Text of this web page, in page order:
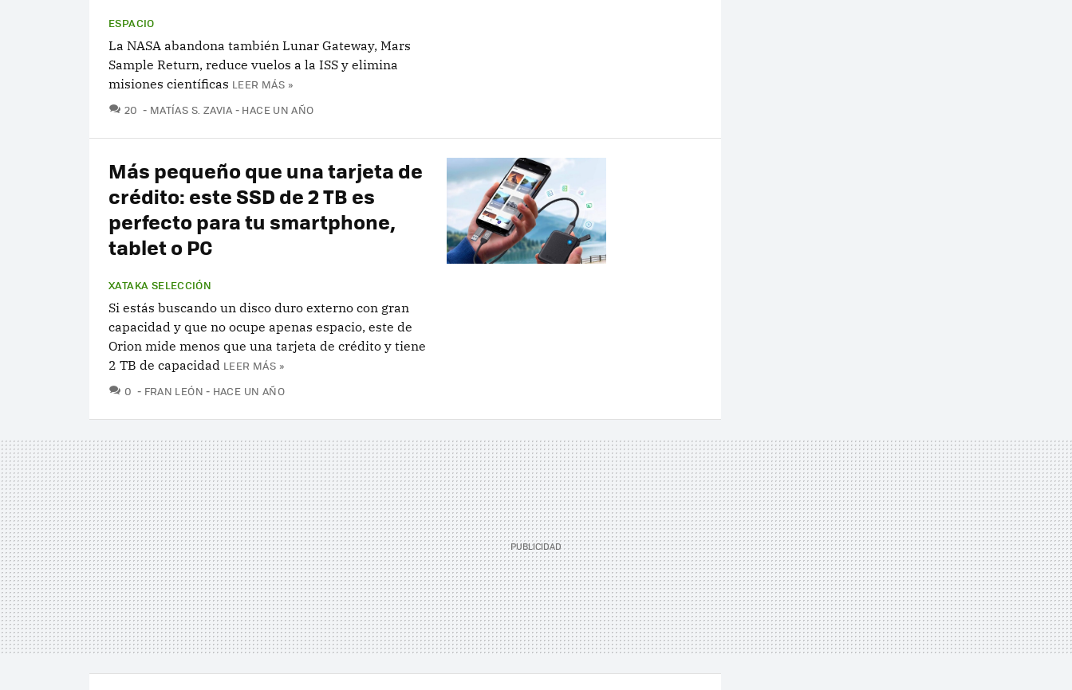
ESPACIO
La NASA abandona también Lunar Gateway, Mars
Sample Return, reduce vuelos a la ISS y elimina
misiones científicas LEER MÁS »
20 COMENTARIOS
MATÍAS S. ZAVIA HACE UN AÑO
Más pequeño que una tarjeta de
crédito: este SSD de 2 TB es
perfecto para tu smartphone,
tablet o PC
XATAKA SELECCIÓN
Si estás buscando un disco duro externo con gran
capacidad y que no ocupe apenas espacio, este de
Orion mide menos que una tarjeta de crédito y tiene
2 TB de capacidad LEER MÁS »
0 COMENTARIOS
FRAN LEÓN HACE UN AÑO